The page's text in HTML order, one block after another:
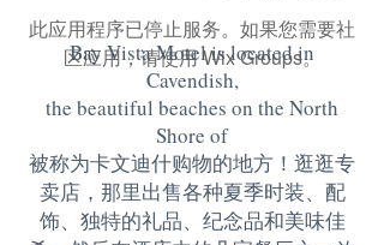
此应用程序已停止服务。如果您需要社
区应用，请使用 Wix Groups。
Bay Vista Motel is located in
Cavendish,
the beautiful beaches on the North
Shore of
被称为卡文迪什购物的地方！逛逛专
卖店，那里出售各种夏季时装、配
饰、独特的礼品、纪念品和美味佳